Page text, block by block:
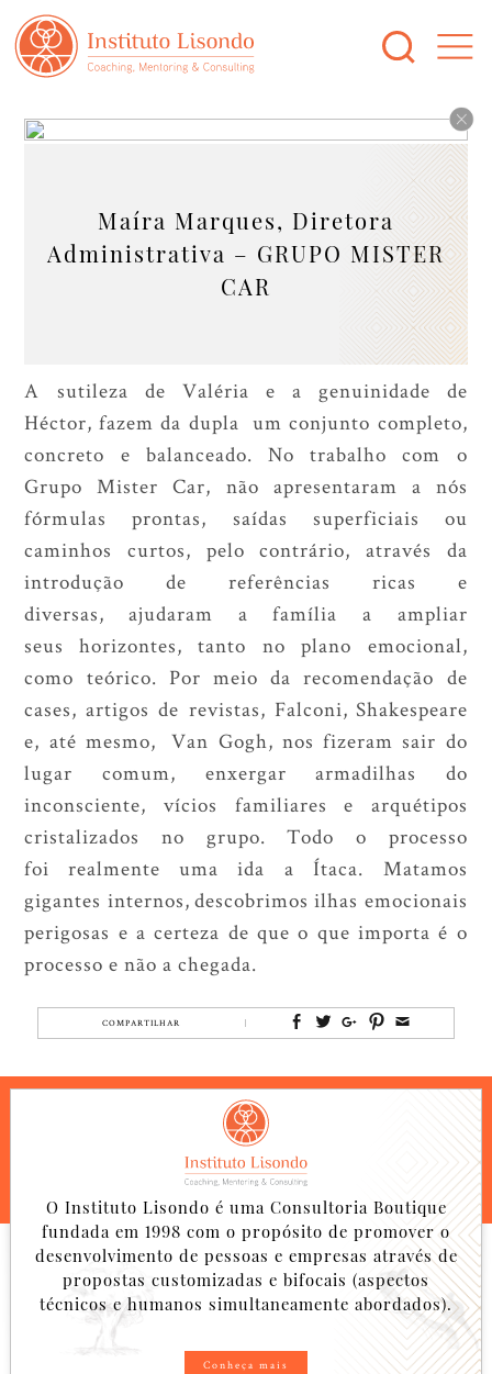
Maíra Marques, Diretora
Administrativa – GRUPO MISTER
CAR
A sutileza de Valéria e a genuinidade de
Héctor, fazem da dupla um conjunto completo,
concreto e balanceado. No trabalho com o
Grupo Mister Car, não apresentaram a nós
fórmulas prontas, saídas superficiais ou
caminhos curtos, pelo contrário, através da
introdução de referências ricas e
diversas, ajudaram a família a ampliar
seus horizontes, tanto no plano emocional,
como teórico. Por meio da recomendação de
cases, artigos de revistas, Falconi, Shakespeare
e, até mesmo, Van Gogh, nos fizeram sair do
lugar comum, enxergar armadilhas do
inconsciente, vícios familiares e arquétipos
cristalizados no grupo. Todo o processo
foi realmente uma ida a Ítaca. Matamos
gigantes internos, descobrimos ilhas emocionais
perigosas e a certeza de que o que importa é o
processo e não a chegada.
COMPARTILHAR
O Instituto Lisondo é uma Consultoria Boutique
fundada em 1998 com o propósito de promover o
desenvolvimento de pessoas e empresas através de
propostas customizadas e bifocais (aspectos
técnicos e humanos simultaneamente abordados).
Conheça mais